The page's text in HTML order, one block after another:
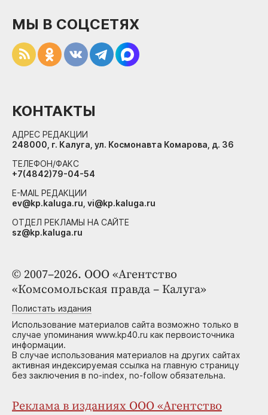
© 2007–2026. ООО «Агентство
«Комсомольская правда – Калуга»
Полистать издания
Использование материалов сайта возможно только в
случае упоминания www.kp40.ru как первоисточника
информации.
В случае использования материалов на других сайтах
активная индексируемая ссылка на главную страницу
без заключения в no-index, no-follow обязательна.
Реклама в изданиях ООО «Агентство
МЫ В СОЦСЕТЯХ
КОНТАКТЫ
АДРЕС РЕДАКЦИИ
248000, г. Калуга, ул. Космонавта Комарова, д. 36
ТЕЛЕФОН/ФАКС
+7(4842)79-04-54
E-MAIL РЕДАКЦИИ
ev@kp.kaluga.ru, vi@kp.kaluga.ru
ОТДЕЛ РЕКЛАМЫ НА САЙТЕ
sz@kp.kaluga.ru